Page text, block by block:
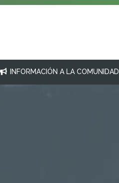
INFORMACIÓN A LA COMUNIDAD